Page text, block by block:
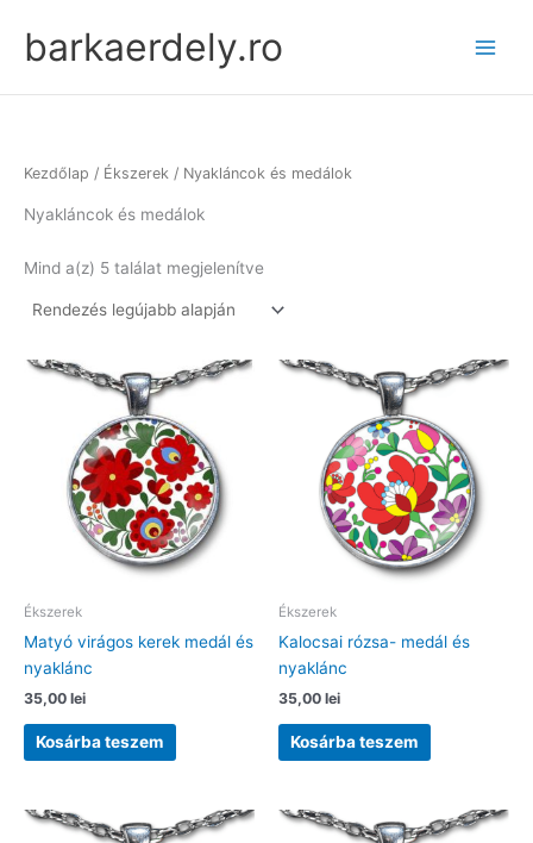
contentbarkaerdely.ro
Kezdőlap / Ékszerek / Nyakláncok és medálok
Nyakláncok és medálok
Mind a(z) 5 találat megjelenítve
Ékszerek
Matyó virágos kerek medál és
nyaklánc
35,00 lei
Kosárba teszem
Ékszerek
Kalocsai rózsa- medál és
nyaklánc
35,00 lei
Kosárba teszem